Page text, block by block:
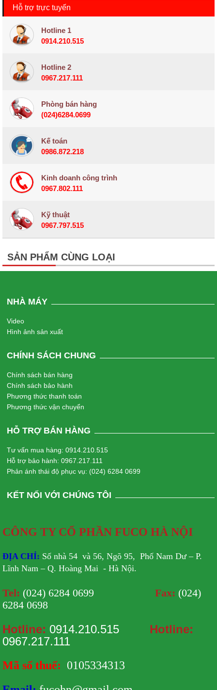
Hỗ trợ trực tuyến
Hotline 1
0914.210.515
Hotline 2
0967.217.111
Phòng bán hàng
(024)6284.0699
Kế toán
0986.872.218
Kinh doanh công trình
0967.802.111
Kỹ thuật
0967.797.515
SẢN PHẨM CÙNG LOẠI
NHÀ MÁY
Video
Hình ảnh sản xuất
CHÍNH SÁCH CHUNG
Chính sách bán hàng
Chính sách bảo hành
Phương thức thanh toán
Phương thức vận chuyển
HỖ TRỢ BÁN HÀNG
Tư vấn mua hàng: 0914.210.515
Hỗ trợ bảo hành: 0967.217.111
Phản ánh thái độ phục vụ: (024) 6284 0699
KẾT NỐI VỚI CHÚNG TÔI
CÔNG TY CỔ PHẦN FUCO HÀ NỘI
ĐỊA CHỈ: Số nhà 54 và 56, Ngõ 95, Phố Nam Dư – P.
Lĩnh Nam – Q. Hoàng Mai - Hà Nội.
Tel: (024) 6284 0699 Fax: (024)
6284 0698
Hotline: 0914.210.515
Hotline:
0967.217.111
Mã số thuế: 0105334313